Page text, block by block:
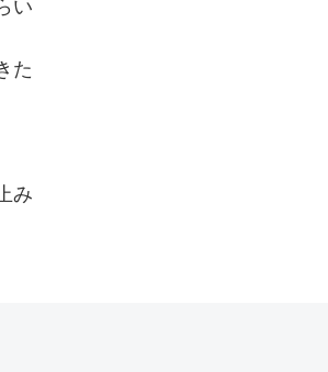
い
た
み